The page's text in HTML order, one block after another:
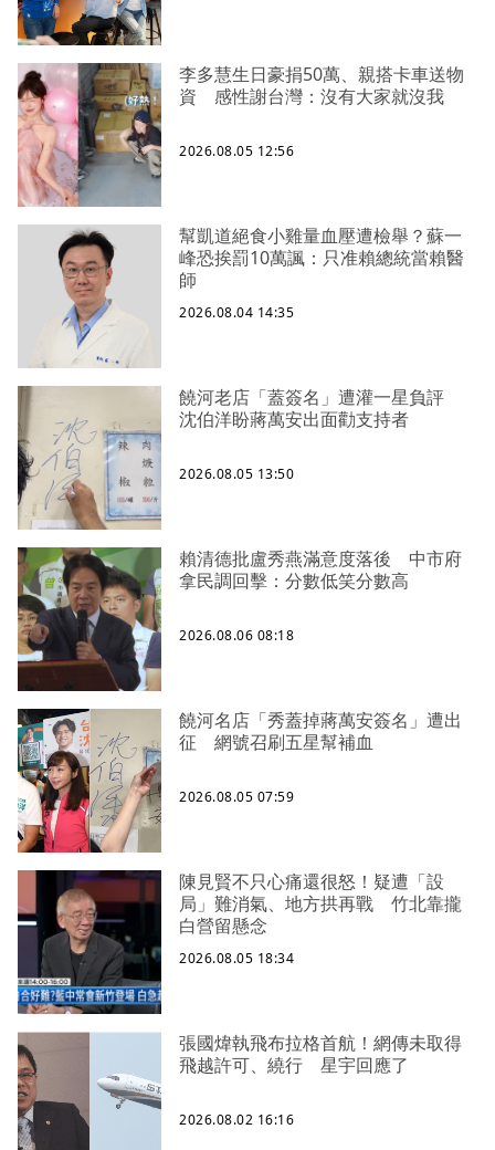
李多慧生日豪捐50萬、親搭卡車送物
資 感性謝台灣：沒有大家就沒我
2026.08.05 12:56
幫凱道絕食小雞量血壓遭檢舉？蘇一
峰恐挨罰10萬諷：只准賴總統當賴醫
師
2026.08.04 14:35
饒河老店「蓋簽名」遭灌一星負評
沈伯洋盼蔣萬安出面勸支持者
2026.08.05 13:50
賴清德批盧秀燕滿意度落後 中市府
拿民調回擊：分數低笑分數高
2026.08.06 08:18
饒河名店「秀蓋掉蔣萬安簽名」遭出
征 網號召刷五星幫補血
2026.08.05 07:59
陳見賢不只心痛還很怒！疑遭「設
局」難消氣、地方拱再戰 竹北靠攏
白營留懸念
2026.08.05 18:34
張國煒執飛布拉格首航！網傳未取得
飛越許可、繞行 星宇回應了
2026.08.02 16:16